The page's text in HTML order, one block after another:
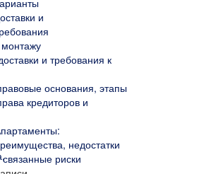
и требования к
основания, этапы
кредиторов и
недостатки
связанные риски